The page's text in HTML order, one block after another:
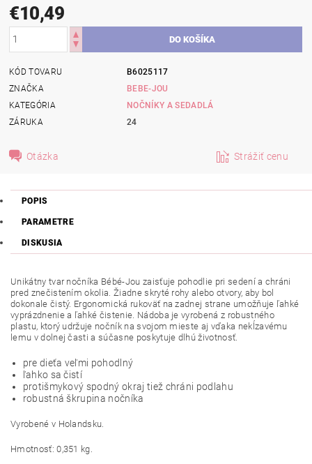
€10,49
KÓD TOVARU
B6025117
ZNAČKA
BEBE-JOU
KATEGÓRIA
NOČNÍKY A SEDADLÁ
ZÁRUKA
24
Otázka Strážiť cenu
POPIS
PARAMETRE
DISKUSIA
Unikátny tvar nočníka Bébé-Jou zaisťuje pohodlie pri sedení a chráni
pred znečistením okolia. Žiadne skryté rohy alebo otvory, aby bol
dokonale čistý. Ergonomická rukoväť na zadnej strane umožňuje ľahké
vyprázdnenie a ľahké čistenie. Nádoba je vyrobená z robustného
plastu, ktorý udržuje nočník na svojom mieste aj vďaka nekĺzavému
lemu v dolnej časti a súčasne poskytuje dlhú životnosť.
pre dieťa veľmi pohodlný
ľahko sa čistí
protišmykový spodný okraj tiež chráni podlahu
robustná škrupina nočníka
Vyrobené v Holandsku.
Hmotnosť: 0,351 kg.